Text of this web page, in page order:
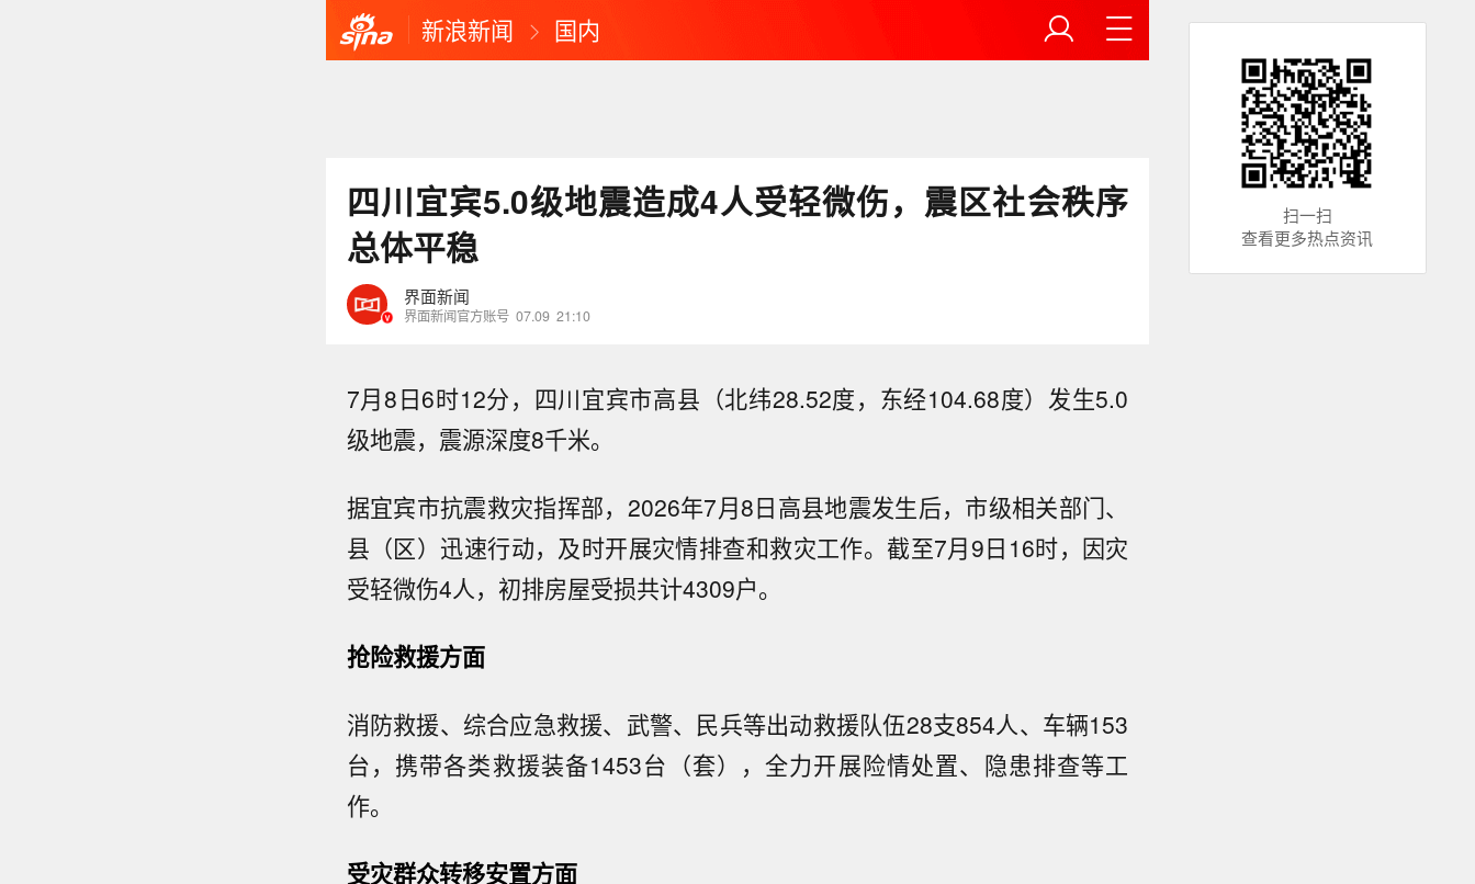
新浪新闻 国内
四川宜宾5.0级地震造成4人受轻微伤，震区社会秩序
总体平稳
界面新闻
界面新闻官方账号 07.09 21:10
7月8日6时12分，四川宜宾市高县（北纬28.52度，东经104.68度）发生5.0
级地震，震源深度8千米。
据宜宾市抗震救灾指挥部，2026年7月8日高县地震发生后，市级相关部门、
县（区）迅速行动，及时开展灾情排查和救灾工作。截至7月9日16时，因灾
受轻微伤4人，初排房屋受损共计4309户。
抢险救援方面
消防救援、综合应急救援、武警、民兵等出动救援队伍28支854人、车辆153
台，携带各类救援装备1453台（套），全力开展险情处置、隐患排查等工
作。
受灾群众转移安置方面
扫一扫
查看更多热点资讯